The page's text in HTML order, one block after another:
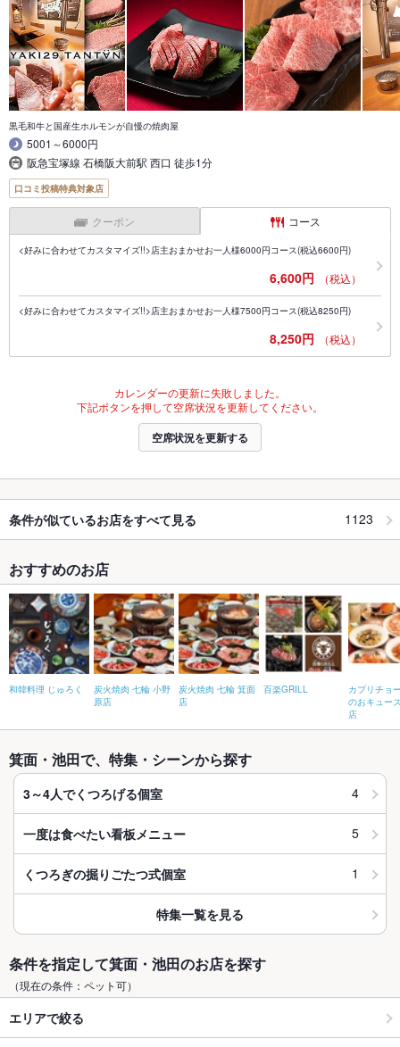
黒毛和牛と国産生ホルモンが自慢の焼肉屋
5001～6000円
阪急宝塚線 石橋阪大前駅 西口 徒歩1分
口コミ投稿特典対象店
クーポン コース
<好みに合わせてカスタマイズ!!>店主おまかせお一人様6000円コース(税込6600円)
6,600円 （税込）
<好みに合わせてカスタマイズ!!>店主おまかせお一人様7500円コース(税込8250円)
8,250円 （税込）
カレンダーの更新に失敗しました。
下記ボタンを押して空席状況を更新してください。
空席状況を更新する
条件が似ているお店をすべて見る 1123
おすすめのお店
和韓料理 じゅろく
炭火焼肉 七輪 小野
原店
炭火焼肉 七輪 箕面
店
百楽GRILL
カプリチョ
のおキュー
店
箕面・池田で、特集・シーンから探す
3～4人でくつろげる個室 4
一度は食べたい看板メニュー 5
くつろぎの掘りごたつ式個室 1
特集一覧を見る
条件を指定して箕面・池田のお店を探す
（現在の条件：ペット可）
エリアで絞る